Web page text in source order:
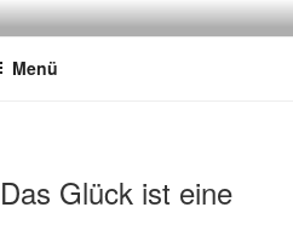
Menü
Glück ist eine